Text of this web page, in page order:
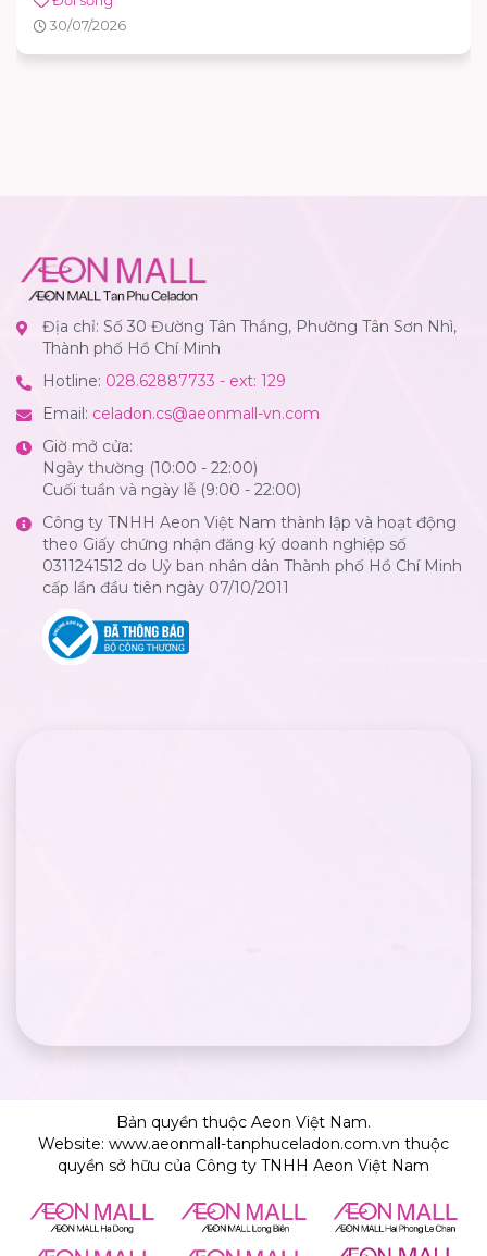
30/07/2026
Địa chỉ: Số 30 Đường Tân Thắng, Phường Tân Sơn Nhì,
Thành phố Hồ Chí Minh
Hotline: 028.62887733 - ext: 129
Email: celadon.cs@aeonmall-vn.com
Giờ mở cửa:
Ngày thường (10:00 - 22:00)
Cuối tuần và ngày lễ (9:00 - 22:00)
Công ty TNHH Aeon Việt Nam thành lập và hoạt động
theo Giấy chứng nhận đăng ký doanh nghiệp số
0311241512 do Uỷ ban nhân dân Thành phố Hồ Chí Minh
cấp lần đầu tiên ngày 07/10/2011
Bản quyền thuộc Aeon Việt Nam.
Website: www.aeonmall-tanphuceladon.com.vn thuộc
quyền sở hữu của Công ty TNHH Aeon Việt Nam